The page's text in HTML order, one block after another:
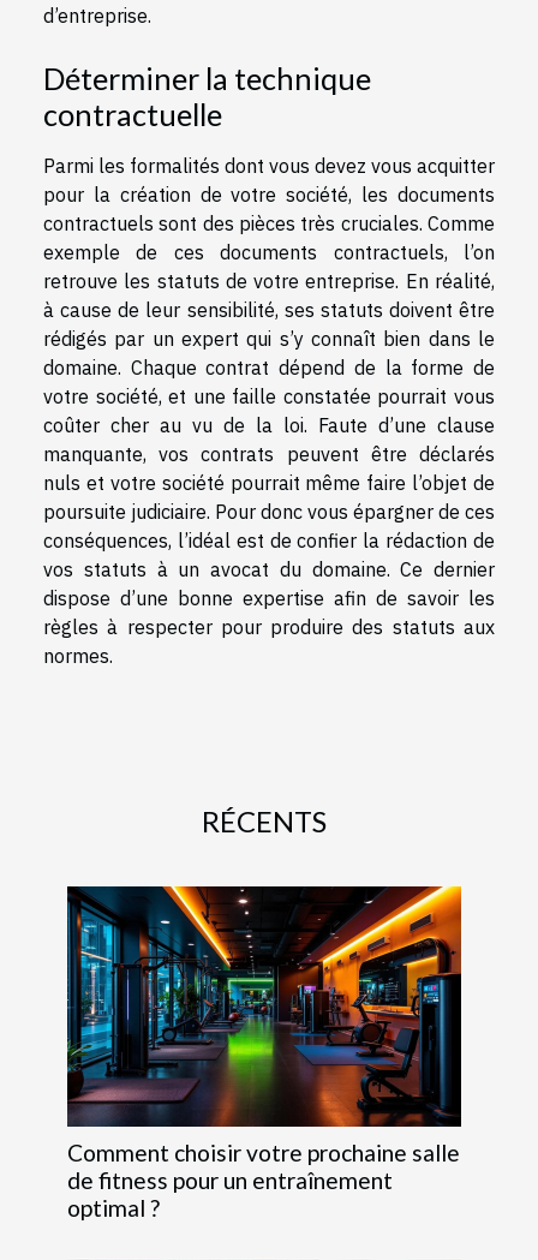
d’entreprise.
Déterminer la technique
contractuelle
Parmi les formalités dont vous devez vous acquitter
pour la création de votre société, les documents
contractuels sont des pièces très cruciales. Comme
exemple de ces documents contractuels, l’on
retrouve les statuts de votre entreprise. En réalité,
à cause de leur sensibilité, ses statuts doivent être
rédigés par un expert qui s’y connaît bien dans le
domaine. Chaque contrat dépend de la forme de
votre société, et une faille constatée pourrait vous
coûter cher au vu de la loi. Faute d’une clause
manquante, vos contrats peuvent être déclarés
nuls et votre société pourrait même faire l’objet de
poursuite judiciaire. Pour donc vous épargner de ces
conséquences, l’idéal est de confier la rédaction de
vos statuts à un avocat du domaine. Ce dernier
dispose d’une bonne expertise afin de savoir les
règles à respecter pour produire des statuts aux
normes.
RÉCENTS
Comment choisir votre prochaine salle
de fitness pour un entraînement
optimal ?